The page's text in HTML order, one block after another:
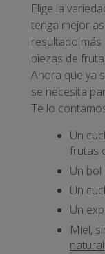
Elige la
tenga mejor
resultado más
piezas de
Ahora que ya
se necesita
Te lo
Un
frutas
Un bol
Un
Un
Miel,
natural